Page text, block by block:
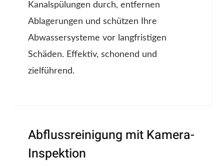
Kanalspülungen durch, entfernen
Ablagerungen und schützen Ihre
Abwassersysteme vor langfristigen
Schäden. Effektiv, schonend und
zielführend.
Abflussreinigung mit Kamera-
Inspektion